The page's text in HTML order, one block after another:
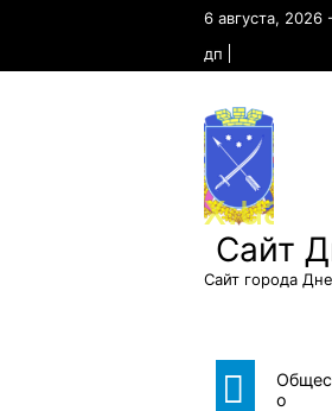
6 августа, 2026
дп
Сайт
Сайт города
о